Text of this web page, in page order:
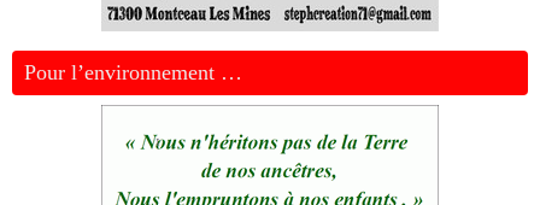
Pour l’environnement …